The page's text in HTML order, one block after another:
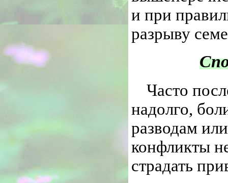
и при
разрыву
Часто
надолго,
разводам
конфликты
страдать